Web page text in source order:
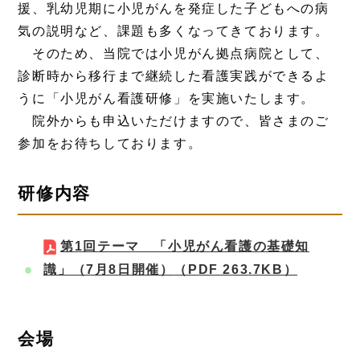
援、乳幼児期に小児がんを発症した子どもへの病
気の説明など、課題も多くなってきております。
そのため、当院では小児がん拠点病院として、
診断時から移行まで継続した看護実践ができるよ
うに「小児がん看護研修」を実施いたします。
院外からも申込いただけますので、皆さまのご
参加をお待ちしております。
研修内容
第1回テーマ 「小児がん看護の基礎知
識」（7月8日開催）
（PDF 263.7KB）
会場